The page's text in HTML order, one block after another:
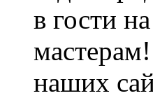
в гости
наших